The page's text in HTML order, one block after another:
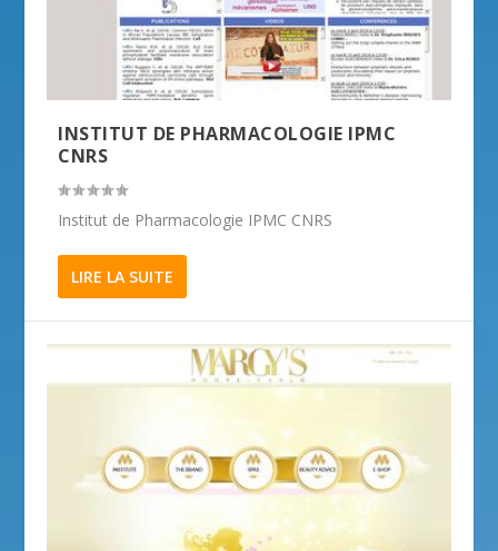
INSTITUT DE PHARMACOLOGIE IPMC
CNRS
Institut de Pharmacologie IPMC CNRS
LIRE LA SUITE